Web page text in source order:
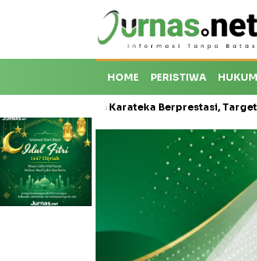
HOME PERISTIWA
Krisis Karateka Berprestasi, Target Bentuk